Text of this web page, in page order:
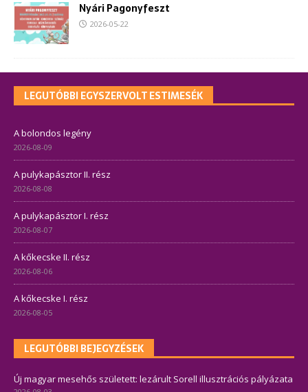
Nyári Pagonyfeszt
2026-05-22
LEGUTÓBBI EGYSZERVOLT ESTIMESÉK
A bolondos legény
2026-08-09
A pulykapásztor II. rész
2026-08-08
A pulykapásztor I. rész
2026-08-07
A kőkecske II. rész
2026-08-06
A kőkecske I. rész
2026-08-05
LEGUTÓBBI BEJEGYZÉSEK
Új magyar mesehős született: lezárult Sorell illusztrációs pályázata